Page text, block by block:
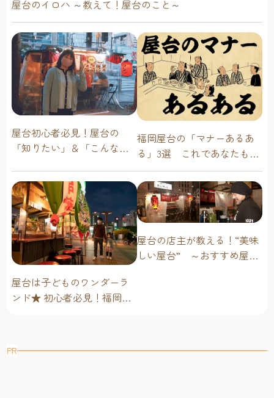
屋台のイロハ ～教えて！屋台のこと～
屋台初心者必見！屋台の
「知りたい」＆「こんな時
問に答えます！
福岡屋台の「マナーあるあ
る」3選 これであなたも屋
台通！
屋台は子どものワンダーラ
ンド★ 初心者必見！福岡博
屋台の店主が教える！“美味
しい屋台” ～おすすめ屋台
PR